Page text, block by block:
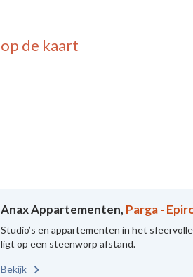
op de kaart
Anax Appartementen, Parga -
Studio’s en appartementen in het
ligt op een steenworp afstand.
Bekijk